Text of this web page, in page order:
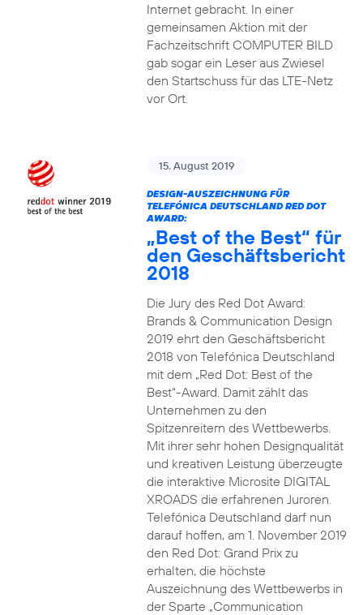
Internet gebracht. In einer
gemeinsamen Aktion mit der
Fachzeitschrift COMPUTER BILD
gab sogar ein Leser aus Zwiesel
den Startschuss für das LTE-Netz
vor Ort.
15. August 2019
DESIGN-AUSZEICHNUNG FÜR
TELEFÓNICA DEUTSCHLAND RED DOT
AWARD:
„Best of the Best“ für
den Geschäftsbericht
2018
Die Jury des Red Dot Award:
Brands & Communication Design
2019 ehrt den Geschäftsbericht
2018 von Telefónica Deutschland
mit dem „Red Dot: Best of the
Best“-Award. Damit zählt das
Unternehmen zu den
Spitzenreitern des Wettbewerbs.
Mit ihrer sehr hohen Designqualität
und kreativen Leistung überzeugte
die interaktive Microsite DIGITAL
XROADS die erfahrenen Juroren.
Telefónica Deutschland darf nun
darauf hoffen, am 1. November 2019
den Red Dot: Grand Prix zu
erhalten, die höchste
Auszeichnung des Wettbewerbs in
der Sparte „Communication